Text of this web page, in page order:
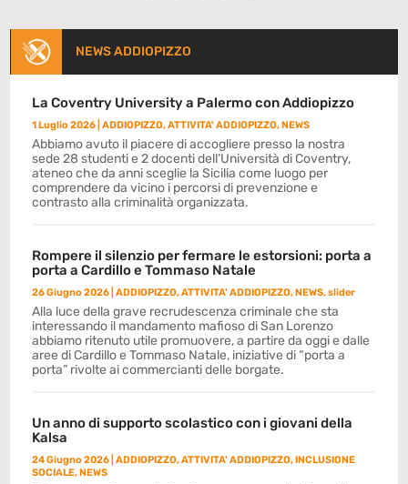
NEWS ADDIOPIZZO
La Coventry University a Palermo con Addiopizzo
1 Luglio 2026 |ADDIOPIZZO,ATTIVITA' ADDIOPIZZO,NEWS
Abbiamo avuto il piacere di accogliere presso la nostra
sede 28 studenti e 2 docenti dell’Università di Coventry,
ateneo che da anni sceglie la Sicilia come luogo per
comprendere da vicino i percorsi di prevenzione e
contrasto alla criminalità organizzata.
Rompere il silenzio per fermare le estorsioni: porta a
porta a Cardillo e Tommaso Natale
26 Giugno 2026 |ADDIOPIZZO,ATTIVITA' ADDIOPIZZO,NEWS,slider
Alla luce della grave recrudescenza criminale che sta
interessando il mandamento mafioso di San Lorenzo
abbiamo ritenuto utile promuovere, a partire da oggi e dalle
aree di Cardillo e Tommaso Natale, iniziative di “porta a
porta” rivolte ai commercianti delle borgate.
Un anno di supporto scolastico con i giovani della
Kalsa
24 Giugno 2026 |ADDIOPIZZO,ATTIVITA' ADDIOPIZZO,INCLUSIONE
SOCIALE,NEWS